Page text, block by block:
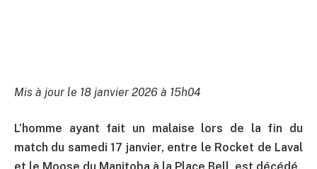
Mis à jour le 18 janvier 2026 à 15h04
L’homme ayant fait un malaise lors de la fin du
match du samedi 17 janvier, entre le Rocket de Laval